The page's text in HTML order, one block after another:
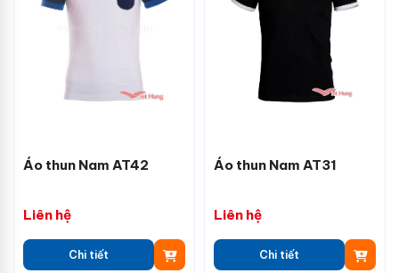
Áo thun Nam AT42
Liên hệ
Chi tiết
Áo thun Nam AT31
Liên hệ
Chi tiết